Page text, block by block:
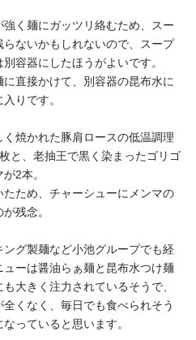
く麺にガッツリ絡むため、スー
ないかもしれないので、スープ
容器にしたほうがよいです。
直接かけて、別容器の昆布水に
りです。
焼かれた豚肩ロースの低温調理
と、老抽王で黒く染まったゴリゴ
2本。
ため、チャーシューにメンマの
残念。
グ製麺など小池グループでも経
ーは醤油らぁ麺と昆布水つけ麺
大きく注力されているそうで、
くなく、毎日でも食べられそう
っていると思います。